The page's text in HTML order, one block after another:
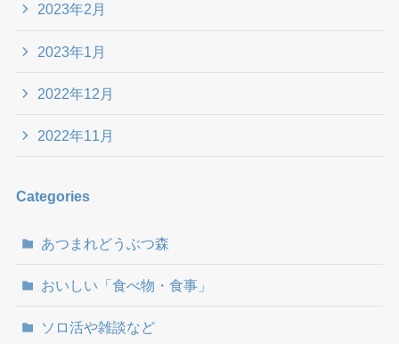
2023年2月
2023年1月
2022年12月
2022年11月
Categories
あつまれどうぶつ森
おいしい「食べ物・食事」
ソロ活や雑談など